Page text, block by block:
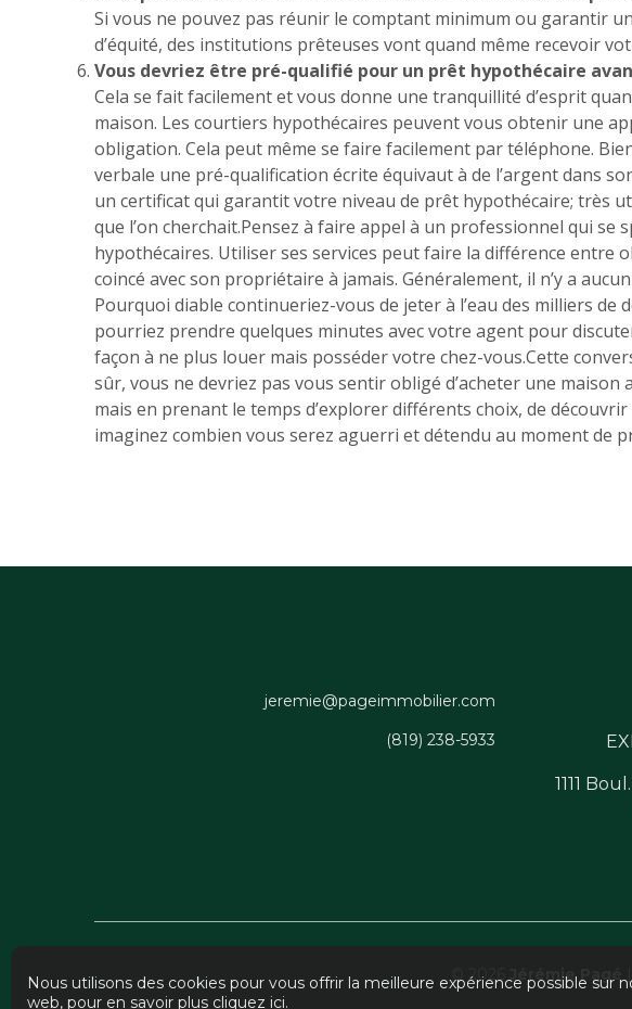
Si vous ne pouvez pas réunir le comptant minimum ou garantir
d’équité, des institutions prêteuses vont quand même recevoir
Vous devriez être pré-qualifié pour un prêt hypothécaire
Cela se fait facilement et vous donne une tranquillité d’esprit
maison. Les courtiers hypothécaires peuvent vous obtenir une
obligation. Cela peut même se faire facilement par téléphone.
verbale une pré-qualification écrite équivaut à de l’argent dans
un certificat qui garantit votre niveau de prêt hypothécaire; très
que l’on cherchait.Pensez à faire appel à un professionnel qui se
hypothécaires. Utiliser ses services peut faire la différence entre
coincé avec son propriétaire à jamais. Généralement, il n’y a
Pourquoi diable continueriez-vous de jeter à l’eau des milliers de
pourriez prendre quelques minutes avec votre agent pour
façon à ne plus louer mais posséder votre chez-vous.Cette
sûr, vous ne devriez pas vous sentir obligé d’acheter une maison
mais en prenant le temps d’explorer différents choix, de
imaginez combien vous serez aguerri et détendu au moment de
Nous utilisons des cookies pour vous offrir la meilleure expérience possible
web, pour en savoir plus cliquez ici.
jeremie@pageimmobilier.com
(819) 238-5933
1111
© 2026 Jérémie Pagé